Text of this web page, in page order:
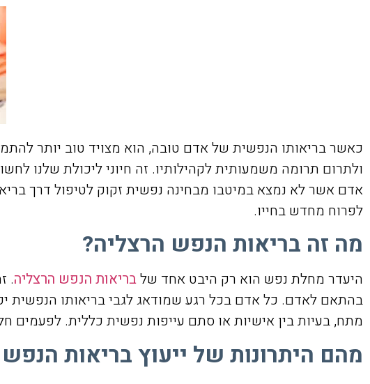
כאשר בריאותו הנפשית של אדם טובה, הוא מצויד טוב יותר
ולתרום תרומה משמעותית לקהילותיו. זה חיוני ליכולת שלנו
אדם אשר לא נמצא במיטבו מבחינה נפשית זקוק לטיפול דרך
לפרוח מחדש בחייו.
מה זה בריאות הנפש הרצליה?
היעדר מחלת נפש הוא רק היבט אחד שלבריאות הנפש הרצליה.
בהתאם לאדם. כל אדם בכל רגע שמודאג לגבי בריאותו הנפשית
מתח, בעיות בין אישיות או סתם עייפות נפשית כללית. לפעמים
מהם היתרונות של ייעוץ בריאות